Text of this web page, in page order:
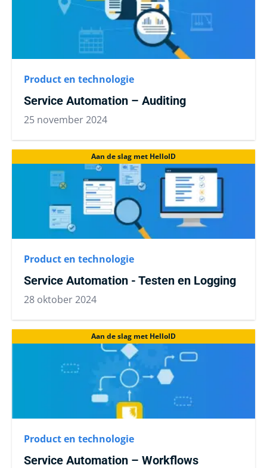
Product en technologie
Service Automation – Auditing
25 november 2024
Aan de slag met HelloID
Product en technologie
Service Automation - Testen en Logging
28 oktober 2024
Aan de slag met HelloID
Product en technologie
Service Automation – Workflows